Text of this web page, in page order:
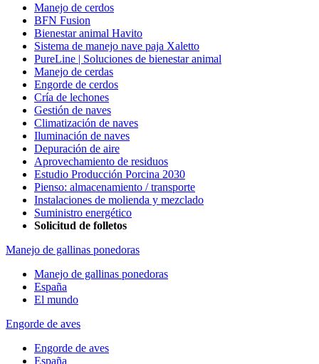
Manejo de cerdos
BFN Fusion
Bienestar animal Havito
Sistema de manejo nave paja Xaletto
PureLine | Soluciones de bienestar animal
Manejo de cerdas
Engorde de cerdos
Cría de lechones
Gestión de naves
Climatización de naves
Iluminación de naves
Depuración de aire
Aprovechamiento de residuos
Estudio Producción Porcina 2030
Pienso: almacenamiento / transporte
Instalaciones de molienda y mezclado
Suministro energético
Solicitud de folletos
Manejo de gallinas ponedoras
Manejo de gallinas ponedoras
España
El mundo
Engorde de aves
Engorde de aves
España